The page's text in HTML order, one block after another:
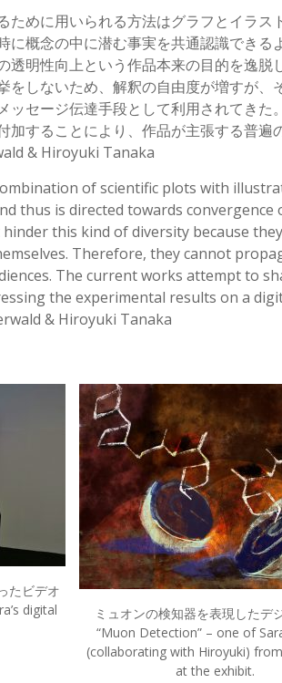
ために用いられる方法はグラフとイラ
に概念の中に潜む事実を共通認識できる
透明性向上という作品本来の目的を逸
をしないため、解釈の自由度が増すが
ッセージ伝達手段として利用されてき
加することにより、作品が主張する普
& Hiroyuki Tanaka
of scientific plots with
thus is directed towards
this kind of diversity because
Therefore, they cannot
The current works attempt to
the experimental results on a
& Hiroyuki Tanaka
たビデオ
digital
ミュオンの検知器を表現したデ
“Muon Detection” – one of
(collaborating with Hiroyuki)
at the exhibit.